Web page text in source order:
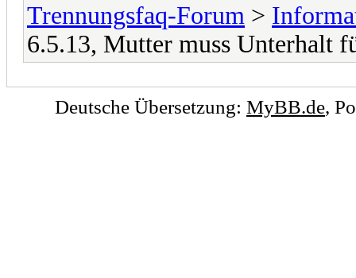
Trennungsfaq-Forum >
6.5.13, Mutter muss Unterhalt
Deutsche Übersetzung: MyBB.de,